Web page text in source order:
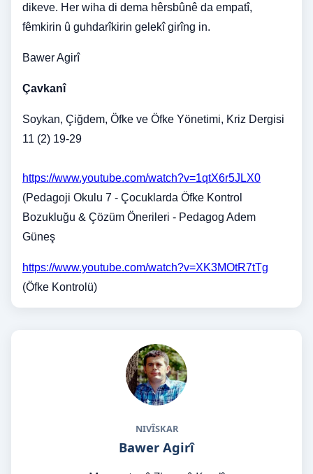
dikeve. Her wiha di dema hêrsbûnê da empatî,
fêmkirin û guhdarîkirin gelekî girîng in.
Bawer Agirî
Çavkanî
Soykan, Çiğdem, Öfke ve Öfke Yönetimi, Kriz Dergisi
11 (2) 19-29
https://www.youtube.com/watch?v=1qtX6r5JLX0
(Pedagoji Okulu 7 - Çocuklarda Öfke Kontrol
Bozukluğu & Çözüm Önerileri - Pedagog Adem
Güneş
https://www.youtube.com/watch?v=XK3MOtR7tTg
(Öfke Kontrolü)
NIVÎSKAR
Bawer Agirî